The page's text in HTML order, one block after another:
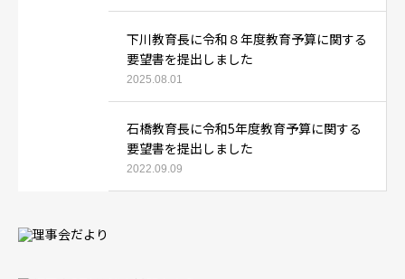
下川教育長に令和８年度教育予算に関する
要望書を提出しました
2025.08.01
石橋教育長に令和5年度教育予算に関する
要望書を提出しました
2022.09.09